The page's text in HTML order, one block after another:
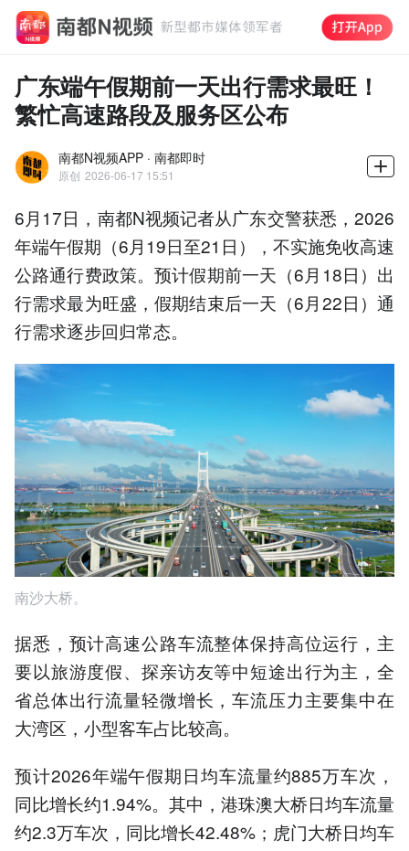
广东端午假期前一天出行需求最旺！
繁忙高速路段及服务区公布
南都N视频APP · 南都即时
原创 2026-06-17 15:51
6月17日，南都N视频记者从广东交警获悉，2026
年端午假期（6月19日至21日），不实施免收高速
公路通行费政策。预计假期前一天（6月18日）出
行需求最为旺盛，假期结束后一天（6月22日）通
行需求逐步回归常态。
南沙大桥。
据悉，预计高速公路车流整体保持高位运行，主
要以旅游度假、探亲访友等中短途出行为主，全
省总体出行流量轻微增长，车流压力主要集中在
大湾区，小型客车占比较高。
预计2026年端午假期日均车流量约885万车次，
同比增长约1.94%。其中，港珠澳大桥日均车流量
约2.3万车次，同比增长42.48%；虎门大桥日均车